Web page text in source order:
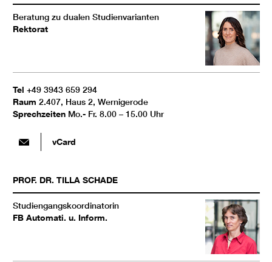
Beratung zu dualen Studienvarianten
Rektorat
Tel +49 3943 659 294
Raum 2.407, Haus 2, Wernigerode
Sprechzeiten Mo.- Fr. 8.00 – 15.00 Uhr
vCard
PROF. DR. TILLA SCHADE
Studiengangskoordinatorin
FB Automati. u. Inform.